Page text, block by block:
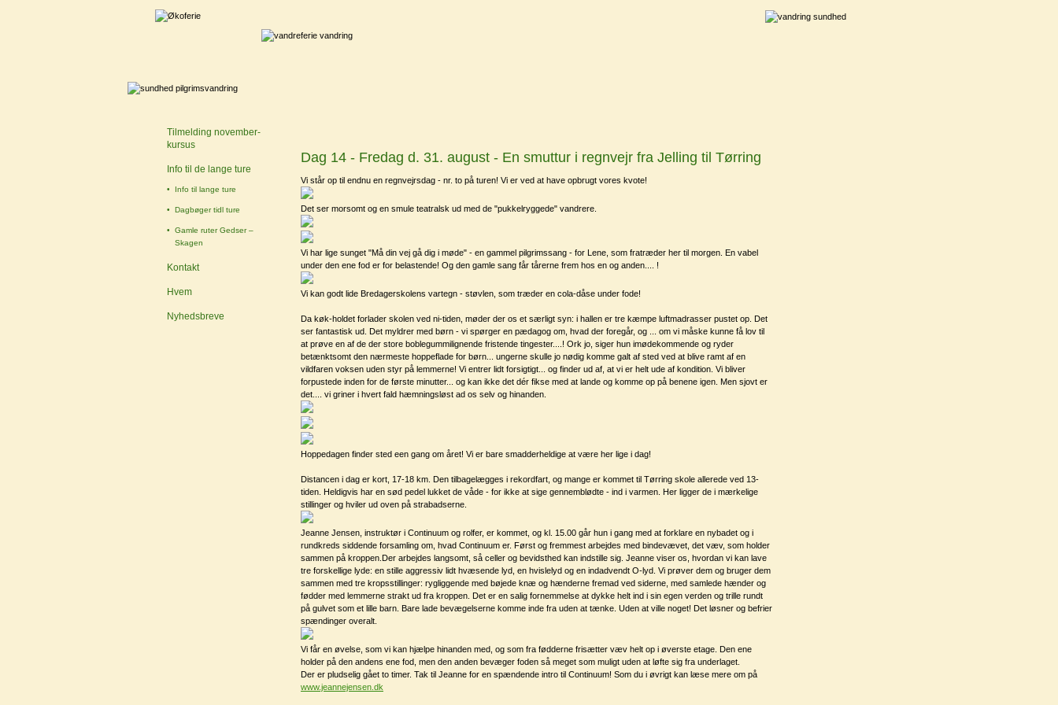
Tilmelding november-
kursus
Info til de lange ture
Info til lange ture
Dagbøger tidl ture
Gamle ruter Gedser –
Skagen
Kontakt
Hvem
Nyhedsbreve
Dag 14 - Fredag d. 31. august - En smuttur i regnvejr fra Jelling til Tørring
Vi står op til endnu en regnvejrsdag - nr. to på turen! Vi er ved at have opbrugt vores kvote!
Det ser morsomt og en smule teatralsk ud med de "pukkelryggede" vandrere.
Vi har lige sunget "Må din vej gå dig i møde" - en gammel pilgrimssang - for Lene, som fratræder her til morgen. En vabel
under den ene fod er for belastende! Og den gamle sang får tårerne frem hos en og anden.... !
Vi kan godt lide Bredagerskolens vartegn - støvlen, som træder en cola-dåse under fode!
Da køk-holdet forlader skolen ved ni-tiden, møder der os et særligt syn: i hallen er tre kæmpe luftmadrasser pustet op. Det
ser fantastisk ud. Det myldrer med børn - vi spørger en pædagog om, hvad der foregår, og ... om vi måske kunne få lov til
at prøve en af de der store boblegummilignende fristende tingester....! Ork jo, siger hun imødekommende og ryder
betænktsomt den nærmeste hoppeflade for børn... ungerne skulle jo nødig komme galt af sted ved at blive ramt af en
vildfaren voksen uden styr på lemmerne! Vi entrer lidt forsigtigt... og finder ud af, at vi er helt ude af kondition. Vi bliver
forpustede inden for de første minutter... og kan ikke det dér fikse med at lande og komme op på benene igen. Men sjovt er
det.... vi griner i hvert fald hæmningsløst ad os selv og hinanden.
Hoppedagen finder sted een gang om året! Vi er bare smadderheldige at være her lige i dag!
Distancen i dag er kort, 17-18 km. Den tilbagelægges i rekordfart, og mange er kommet til Tørring skole allerede ved 13-
tiden. Heldigvis har en sød pedel lukket de våde - for ikke at sige gennemblødte - ind i varmen. Her ligger de i mærkelige
stillinger og hviler ud oven på strabadserne.
Jeanne Jensen, instruktør i Continuum og rolfer, er kommet, og kl. 15.00 går hun i gang med at forklare en nybadet og i
rundkreds siddende forsamling om, hvad Continuum er. Først og fremmest arbejdes med bindevævet, det væv, som holder
sammen på kroppen.Der arbejdes langsomt, så celler og bevidsthed kan indstille sig. Jeanne viser os, hvordan vi kan lave
tre forskellige lyde: en stille aggressiv lidt hvæsende lyd, en hvislelyd og en indadvendt O-lyd. Vi prøver dem og bruger dem
sammen med tre kropsstillinger: rygliggende med bøjede knæ og hænderne fremad ved siderne, med samlede hænder og
fødder med lemmerne strakt ud fra kroppen. Det er en salig fornemmelse at dykke helt ind i sin egen verden og trille rundt
på gulvet som et lille barn. Bare lade bevægelserne komme inde fra uden at tænke. Uden at ville noget! Det løsner og befrier
spændinger overalt.
Vi får en øvelse, som vi kan hjælpe hinanden med, og som fra fødderne frisætter væv helt op i øverste etage. Den ene
holder på den andens ene fod, men den anden bevæger foden så meget som muligt uden at løfte sig fra underlaget.
Der er pludselig gået to timer. Tak til Jeanne for en spændende intro til Continuum! Som du i øvrigt kan læse mere om på
www.jeannejensen.dk